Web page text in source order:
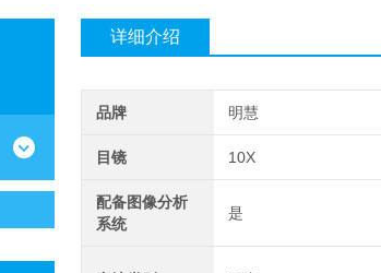
详细介绍
品牌 明慧
目镜 10X
配备图像分析
系统
是